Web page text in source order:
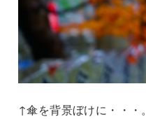
↑傘を背景ぼけに・・・。